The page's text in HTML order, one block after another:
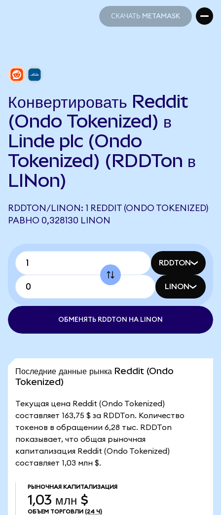
СКАЧАТЬ METAMASK
Конвертировать Reddit
(Ondo Tokenized) в
Linde plc (Ondo
Tokenized) (RDDTon в
LINon)
RDDTON/LINON: 1 REDDIT (ONDO TOKENIZED)
РАВНО 0,328130 LINON
RDDTON
LINON
ОБМЕНЯТЬ RDDTON НА LINON
Последние данные рынка Reddit (Ondo
Tokenized)
Текущая цена Reddit (Ondo Tokenized)
составляет 163,75 $ за RDDTon. Количество
токенов в обращении 6,28 тыс. RDDTon
показывает, что общая рыночная
капитализация Reddit (Ondo Tokenized)
составляет 1,03 млн $.
РЫНОЧНАЯ КАПИТАЛИЗАЦИЯ
1,03 млн $
ОБЪЕМ ТОРГОВЛИ (24 Ч)